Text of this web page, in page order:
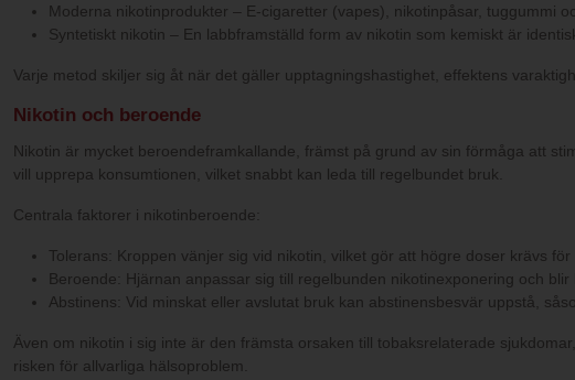
Moderna nikotinprodukter – E-cigaretter (vapes), nikotinpåsar, tuggummi
Syntetiskt nikotin – En labbframställd form av nikotin som kemiskt är
Varje metod skiljer sig åt när det gäller upptagningshastighet, effektens
Nikotin och beroende
Nikotin är mycket beroendeframkallande, främst på grund av sin förmåga att
vill upprepa konsumtionen, vilket snabbt kan leda till regelbundet bruk.
Centrala faktorer i nikotinberoende:
Tolerans: Kroppen vänjer sig vid nikotin, vilket gör att högre doser krävs för
Beroende: Hjärnan anpassar sig till regelbunden nikotinexponering och blir
Abstinens: Vid minskat eller avslutat bruk kan abstinensbesvär uppstå,
Även om nikotin i sig inte är den främsta orsaken till tobaksrelaterade
risken för allvarliga hälsoproblem.